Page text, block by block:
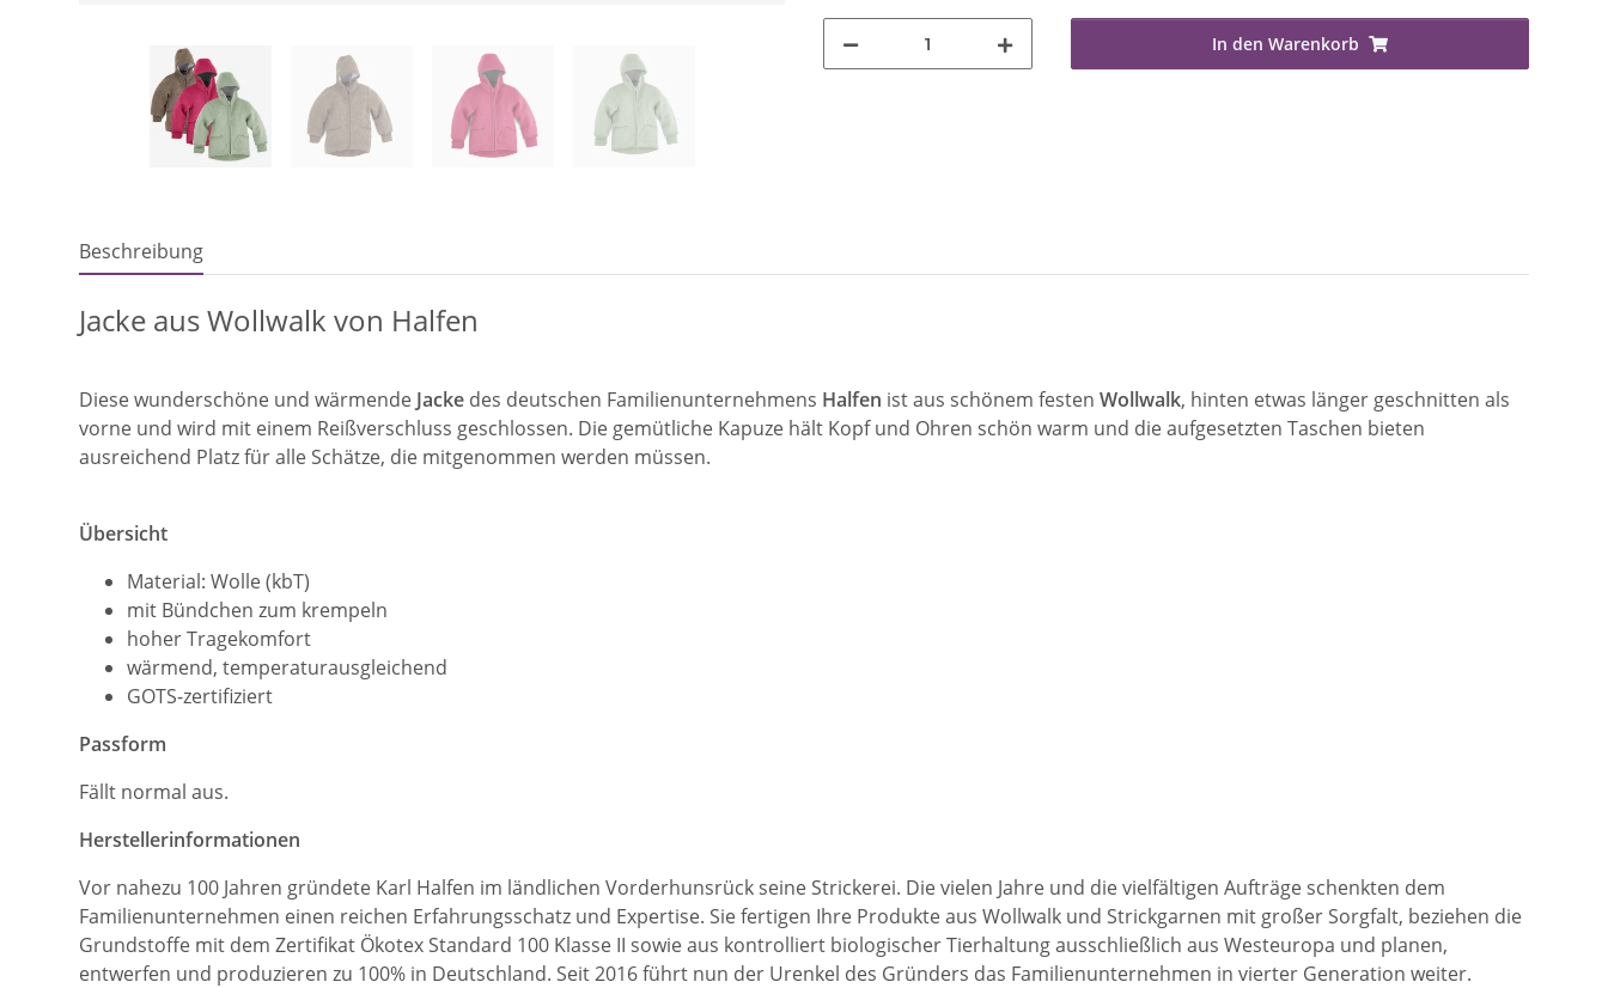
In den Warenkorb
Beschreibung
Jacke aus Wollwalk von Halfen
Diese wunderschöne und wärmende Jacke des deutschen Familienunternehmens Halfen ist aus schönem festen Wollwalk, hinten etwas länger geschnitten als
vorne und wird mit einem Reißverschluss geschlossen. Die gemütliche Kapuze hält Kopf und Ohren schön warm und die aufgesetzten Taschen bieten
ausreichend Platz für alle Schätze, die mitgenommen werden müssen.
Übersicht
Material: Wolle (kbT)
mit Bündchen zum krempeln
hoher Tragekomfort
wärmend, temperaturausgleichend
GOTS-zertifiziert
Passform
Fällt normal aus.
Herstellerinformationen
Vor nahezu 100 Jahren gründete Karl Halfen im ländlichen Vorderhunsrück seine Strickerei. Die vielen Jahre und die vielfältigen Aufträge schenkten dem
Familienunternehmen einen reichen Erfahrungsschatz und Expertise. Sie fertigen Ihre Produkte aus Wollwalk und Strickgarnen mit großer Sorgfalt, beziehen die
Grundstoffe mit dem Zertifikat Ökotex Standard 100 Klasse II sowie aus kontrolliert biologischer Tierhaltung ausschließlich aus Westeuropa und planen,
entwerfen und produzieren zu 100% in Deutschland. Seit 2016 führt nun der Urenkel des Gründers das Familienunternehmen in vierter Generation weiter.